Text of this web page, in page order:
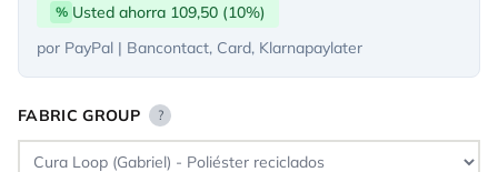
% Usted ahorra 109,50 (10%)
por PayPal | Bancontact, Card, Klarnapaylater
FABRIC GROUP ?